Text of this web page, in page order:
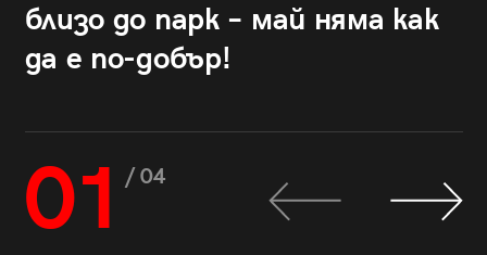
близо до парк – май няма как
да е по-добър!
01 / 04